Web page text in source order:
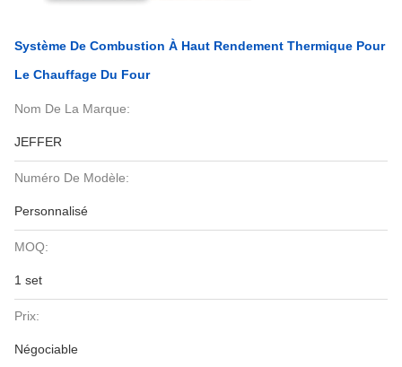
Système De Combustion À Haut Rendement Thermique Pour
Le Chauffage Du Four
Nom De La Marque:
JEFFER
Numéro De Modèle:
Personnalisé
MOQ:
1 set
Prix:
Négociable